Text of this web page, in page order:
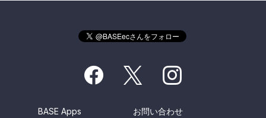
BASE Apps
お問い合わせ